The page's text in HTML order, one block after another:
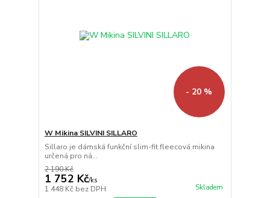
- 20 %
W Mikina SILVINI SILLARO
Sillaro je dámská funkční slim-fit fleecová mikina
určená pro ná...
2 190 Kč
1 752 Kč/ks
1 448 Kč bez DPH Skladem